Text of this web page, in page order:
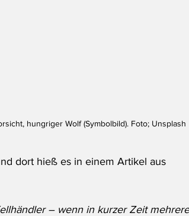
hungriger Wolf (Symbolbild). Foto; Unsplash
dort hieß es in einem Artikel aus
– wenn in kurzer Zeit